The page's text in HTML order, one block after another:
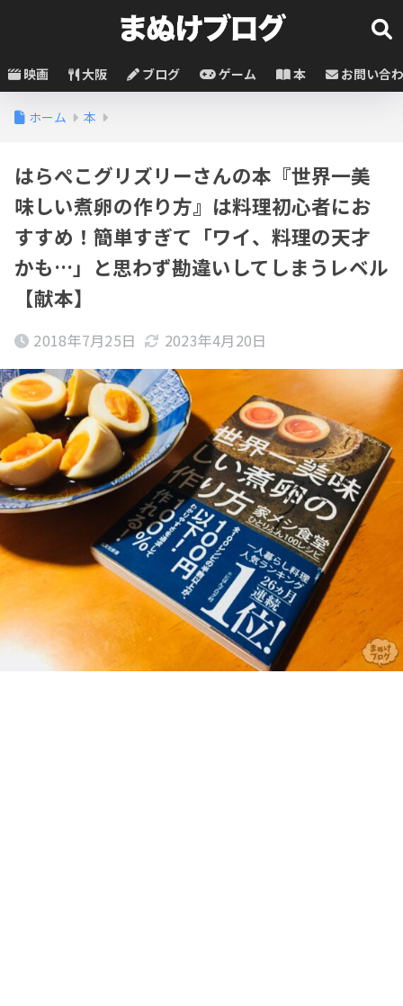
映画 大阪 ブログ ゲーム 本 お問い合
ホーム 本
はらぺこグリズリーさんの本『世界一美
味しい煮卵の作り方』は料理初心者にお
すすめ！簡単すぎて「ワイ、料理の天才
かも…」と思わず勘違いしてしまうレベル
【献本】
2018年7月25日 2023年4月20日